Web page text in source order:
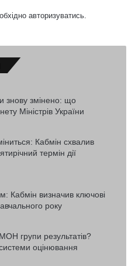
авторизуватись.
знову змінено: що
Міністрів України
Кабмін схвалив
термін дії
Кабмін визначив ключові
року
групи результатів?
оцінювання